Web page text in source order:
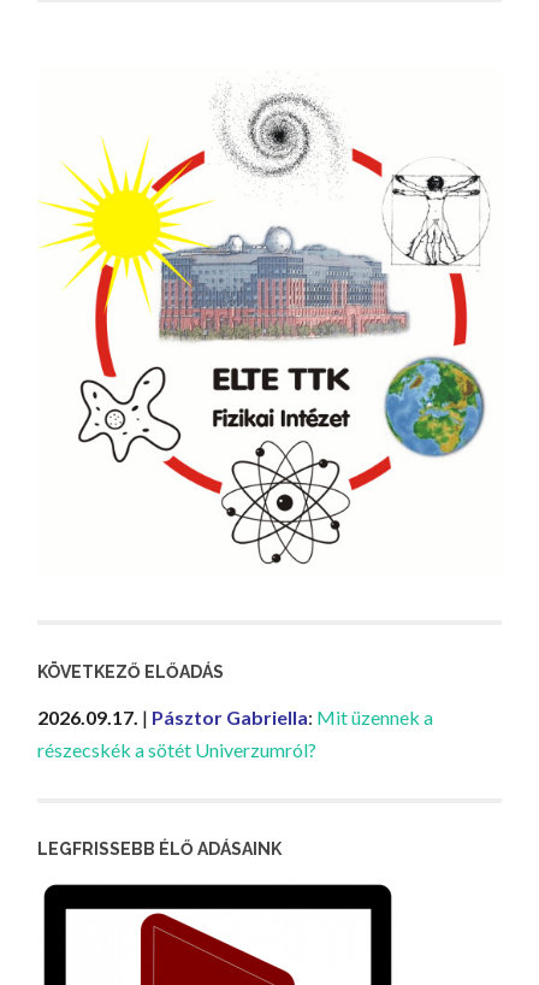
KÖVETKEZŐ ELŐADÁS
2026.09.17. | Pásztor Gabriella: Mit üzennek a
részecskék a sötét Univerzumról?
LEGFRISSEBB ÉLŐ ADÁSAINK